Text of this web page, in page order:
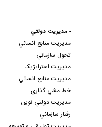
- مديريت دولتي
مديريت منابع انساني
تحول سازماني
مديريت استراتژيک
مديريت منابع انساني
خط مشي گذاري
مديريت دولتي نوين
رفتار سازماني